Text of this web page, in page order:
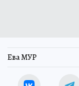
Ева МУР